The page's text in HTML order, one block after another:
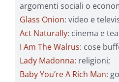
argomenti sociali o
Glass Onion: video e
Act Naturally: cinema e
I Am The Walrus: cose
Lady Madonna: religioni;
Baby You’re A Rich Man: